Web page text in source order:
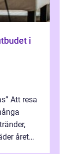
i
Att resa
året